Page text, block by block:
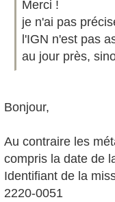
Merci !
je n'ai pas
l'IGN n'est pas
au jour près,
Bonjour,
Au contraire les
compris la date de
Identifiant de la
2220-0051